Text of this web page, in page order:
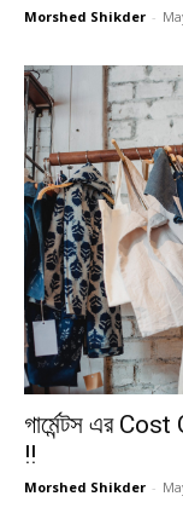
Morshed Shikder -
গার্মেন্টস এর
!!
Morshed Shikder -